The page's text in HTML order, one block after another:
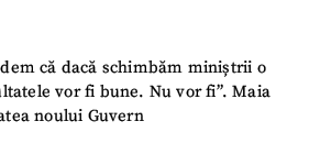
că dacă schimbăm miniștrii o
vor fi bune. Nu vor fi”. Maia
noului Guvern